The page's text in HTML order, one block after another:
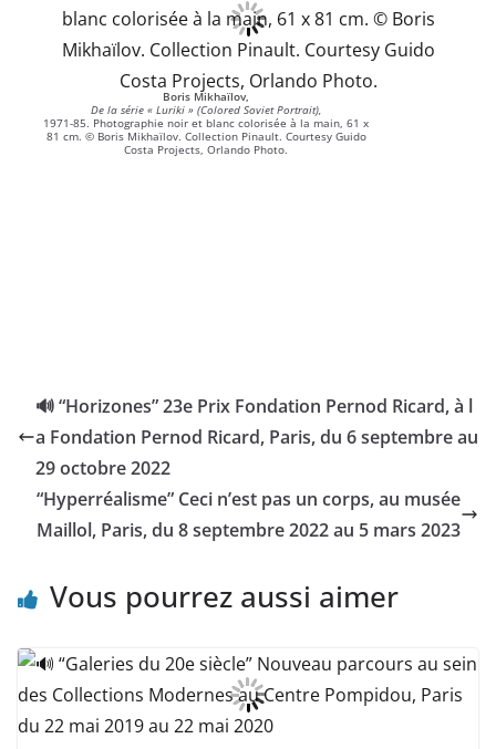
Boris Mikhaïlov,
De la série « Luriki » (Colored Soviet Portrait),
1971-85. Photographie noir et blanc colorisée à la main, 61 x
81 cm. © Boris Mikhaïlov. Collection Pinault. Courtesy Guido
Costa Projects, Orlando Photo.
🔊 “Horizones” 23e Prix Fondation Pernod Ricard, à l
a Fondation Pernod Ricard, Paris, du 6 septembre au
29 octobre 2022
“Hyperréalisme” Ceci n’est pas un corps, au musée
Maillol, Paris, du 8 septembre 2022 au 5 mars 2023
Vous pourrez aussi aimer